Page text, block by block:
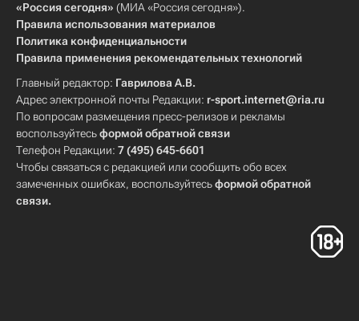
«Россия сегодня» (МИА «Россия сегодня»).
Правила использования материалов
Политика конфиденциальности
Правила применения рекомендательных технологий
Главный редактор: Гаврилова А.В.
Адрес электронной почты Редакции: r-sport.internet@ria.ru
По вопросам размещения пресс-релизов и рекламы
воспользуйтесьформой обратной связи
Телефон Редакции: 7 (495) 645-6601
Чтобы связаться с редакцией или сообщить обо всех
замеченных ошибках, воспользуйтесьформой обратной
связи.